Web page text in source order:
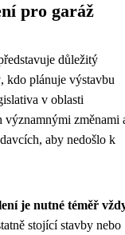
pro garáž
důležitý
kdo plánuje výstavbu
v oblasti
významnými změnami
aby nedošlo k
je nutné téměř
stojící stavby nebo